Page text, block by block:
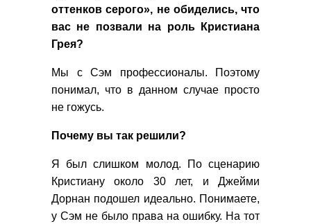
оттенков серого», не обиделись, что
вас не позвали на роль Кристиана
Грея?
Мы с Сэм профессионалы. Поэтому
понимал, что в данном случае просто
не гожусь.
Почему вы так решили?
Я был слишком молод. По сценарию
Кристиану около 30 лет, и Джейми
Дорнан подошел идеально. Понимаете,
у Сэм не было права на ошибку. На тот